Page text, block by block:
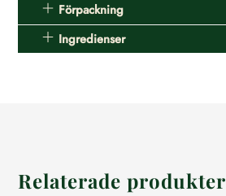
Förpackning
Ingredienser
Relaterade produkter